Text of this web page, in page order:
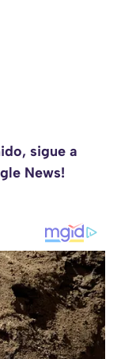
sigue a
News!